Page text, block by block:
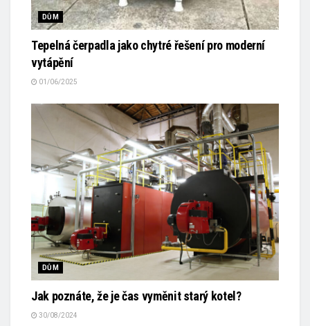
DŮM
Tepelná čerpadla jako chytré řešení pro moderní
vytápění
01/06/2025
DŮM
Jak poznáte, že je čas vyměnit starý kotel?
30/08/2024